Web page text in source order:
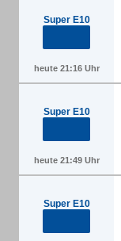
Super E10
heute 21:16 Uhr
Super E10
heute 21:49 Uhr
Super E10